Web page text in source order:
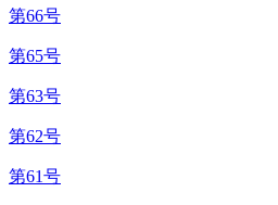
第66号
第65号
第63号
第62号
第61号